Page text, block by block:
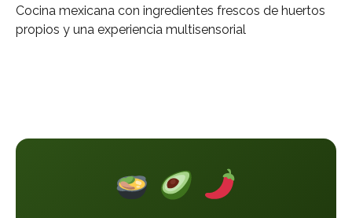
Cocina mexicana con ingredientes frescos de huertos
propios y una experiencia multisensorial